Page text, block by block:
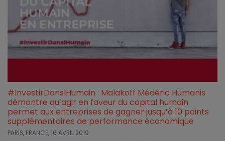
#InvestirDanslHumain : Malakoff Médéric Humanis
démontre qu’agir en faveur du capital humain
permet aux entreprises de gagner jusqu’à 10 points
supplémentaires de performance économique
PARIS, FRANCE, 16 AVRIL 2019